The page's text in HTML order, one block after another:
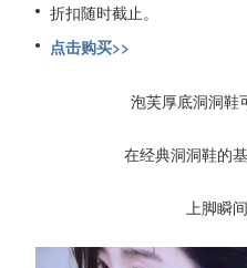
折扣随时截止。
点击购买>>
泡芙厚底洞洞鞋
在经典洞洞鞋的
上脚瞬